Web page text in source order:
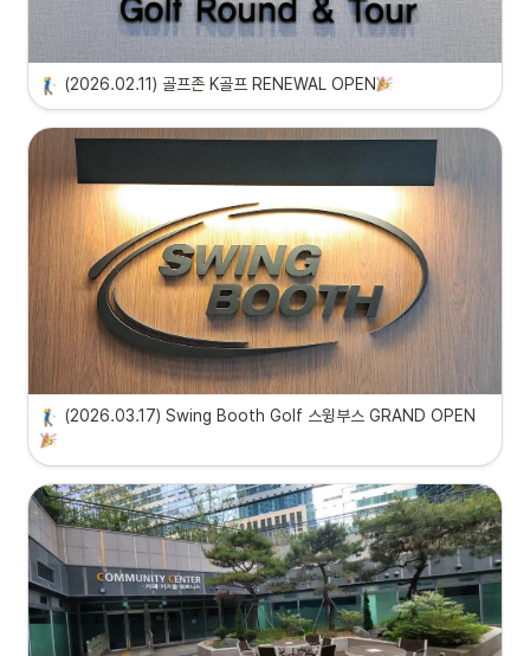
(2026.02.11) 골프존 K골프 RENEWAL OPEN
(2026.03.17) Swing Booth Golf 스윙부스 GRAND OPEN